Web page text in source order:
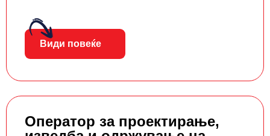
Види повеќе
Оператор за проектирање,